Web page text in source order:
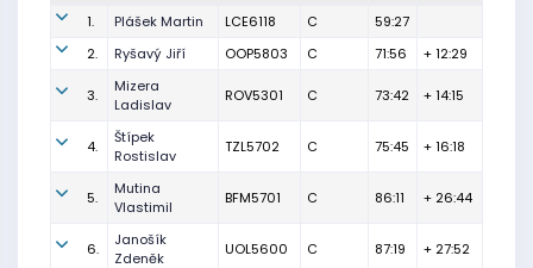
1. Plášek Martin LCE6118 C
59:27
2.
Ryšavý Jiří OOP5803 C 71:56 + 12:29
3.
Mizera
Ladislav
ROV5301 C 73:42 + 14:15
4.
Štípek
Rostislav
TZL5702 C 75:45 + 16:18
5.
Mutina
Vlastimil
BFM5701 C 86:11 + 26:44
6.
Janošík
Zdeněk
UOL5600 C 87:19 + 27:52